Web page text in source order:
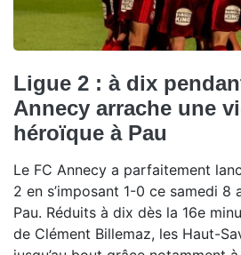
Ligue 2 : à dix
Annecy arrache une
héroïque à Pau
Le FC Annecy a parfaitement
2 en s’imposant 1-0 ce samedi 8
Pau. Réduits à dix dès la 16e
de Clément Billemaz, les Haut-